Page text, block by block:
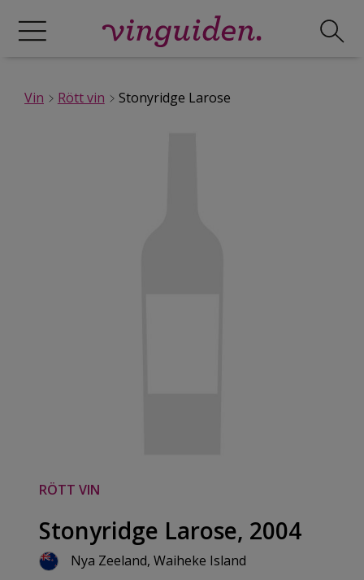
Vin Rött vin Stonyridge Larose
RÖTT VIN
Stonyridge Larose, 2004
Nya Zeeland, Waiheke Island